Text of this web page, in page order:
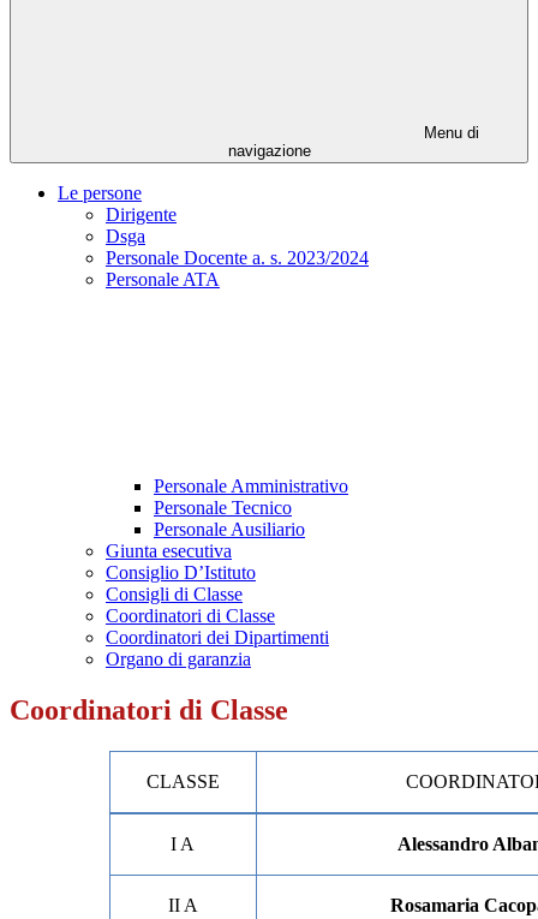
Menu di
navigazione
Le persone
Dirigente
Dsga
Personale Docente a. s. 2023/2024
Personale ATA
Personale Amministrativo
Personale Tecnico
Personale Ausiliario
Giunta esecutiva
Consiglio D’Istituto
Consigli di Classe
Coordinatori di Classe
Coordinatori dei Dipartimenti
Organo di garanzia
Coordinatori di Classe
CLASSE
I A Alessandro
II A Rosamaria